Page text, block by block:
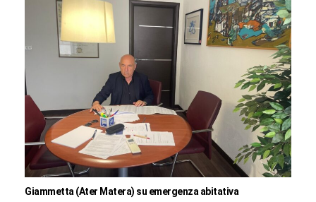
Giammetta (Ater Matera) su emergenza abitativa